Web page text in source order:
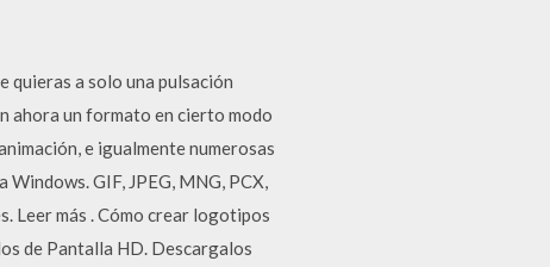
quieras a solo una pulsación
ahora un formato en cierto modo
e igualmente numerosas
GIF, JPEG, MNG, PCX,
Leer más . Cómo crear logotipos
de Pantalla HD. Descargalos